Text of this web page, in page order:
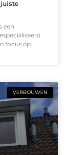
een
focus op
VERBOUWEN